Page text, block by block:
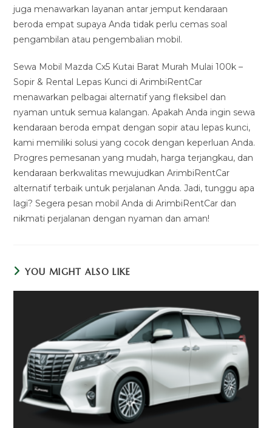
juga menawarkan layanan antar jemput kendaraan
beroda empat supaya Anda tidak perlu cemas soal
pengambilan atau pengembalian mobil.
Sewa Mobil Mazda Cx5 Kutai Barat Murah Mulai 100k –
Sopir & Rental Lepas Kunci di ArimbiRentCar
menawarkan pelbagai alternatif yang fleksibel dan
nyaman untuk semua kalangan. Apakah Anda ingin sewa
kendaraan beroda empat dengan sopir atau lepas kunci,
kami memiliki solusi yang cocok dengan keperluan Anda.
Progres pemesanan yang mudah, harga terjangkau, dan
kendaraan berkwalitas mewujudkan ArimbiRentCar
alternatif terbaik untuk perjalanan Anda. Jadi, tunggu apa
lagi? Segera pesan mobil Anda di ArimbiRentCar dan
nikmati perjalanan dengan nyaman dan aman!
YOU MIGHT ALSO LIKE